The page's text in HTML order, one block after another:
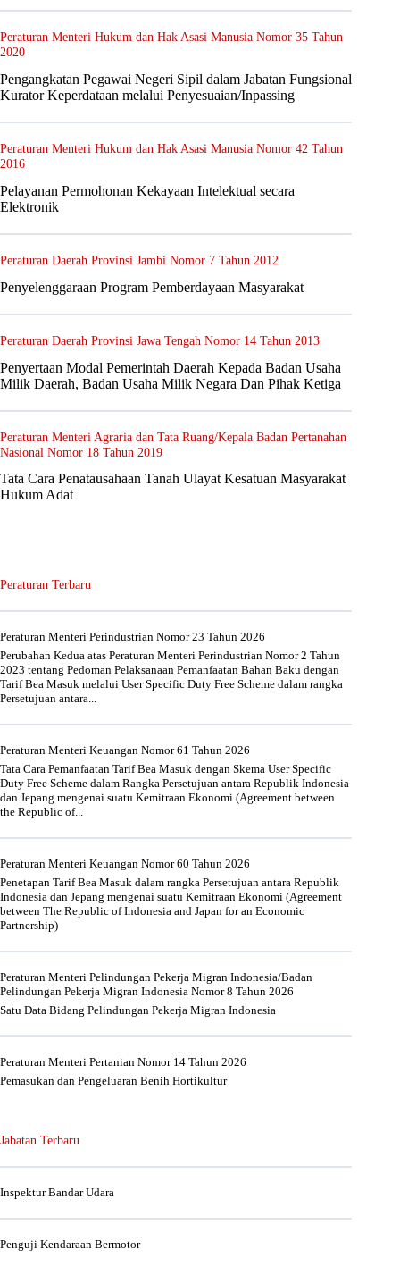
Peraturan Menteri Hukum dan Hak Asasi Manusia Nomor 35 Tahun
2020
Pengangkatan Pegawai Negeri Sipil dalam Jabatan Fungsional
Kurator Keperdataan melalui Penyesuaian/Inpassing
Peraturan Menteri Hukum dan Hak Asasi Manusia Nomor 42 Tahun
2016
Pelayanan Permohonan Kekayaan Intelektual secara
Elektronik
Peraturan Daerah Provinsi Jambi Nomor 7 Tahun 2012
Penyelenggaraan Program Pemberdayaan Masyarakat
Peraturan Daerah Provinsi Jawa Tengah Nomor 14 Tahun 2013
Penyertaan Modal Pemerintah Daerah Kepada Badan Usaha
Milik Daerah, Badan Usaha Milik Negara Dan Pihak Ketiga
Peraturan Menteri Agraria dan Tata Ruang/Kepala Badan Pertanahan
Nasional Nomor 18 Tahun 2019
Tata Cara Penatausahaan Tanah Ulayat Kesatuan Masyarakat
Hukum Adat
Peraturan Terbaru
Peraturan Menteri Perindustrian Nomor 23 Tahun 2026
Perubahan Kedua atas Peraturan Menteri Perindustrian Nomor 2 Tahun
2023 tentang Pedoman Pelaksanaan Pemanfaatan Bahan Baku dengan
Tarif Bea Masuk melalui User Specific Duty Free Scheme dalam rangka
Persetujuan antara...
Peraturan Menteri Keuangan Nomor 61 Tahun 2026
Tata Cara Pemanfaatan Tarif Bea Masuk dengan Skema User Specific
Duty Free Scheme dalam Rangka Persetujuan antara Republik Indonesia
dan Jepang mengenai suatu Kemitraan Ekonomi (Agreement between
the Republic of...
Peraturan Menteri Keuangan Nomor 60 Tahun 2026
Penetapan Tarif Bea Masuk dalam rangka Persetujuan antara Republik
Indonesia dan Jepang mengenai suatu Kemitraan Ekonomi (Agreement
between The Republic of Indonesia and Japan for an Economic
Partnership)
Peraturan Menteri Pelindungan Pekerja Migran Indonesia/Badan
Pelindungan Pekerja Migran Indonesia Nomor 8 Tahun 2026
Satu Data Bidang Pelindungan Pekerja Migran Indonesia
Peraturan Menteri Pertanian Nomor 14 Tahun 2026
Pemasukan dan Pengeluaran Benih Hortikultur
Jabatan Terbaru
Inspektur Bandar Udara
Penguji Kendaraan Bermotor